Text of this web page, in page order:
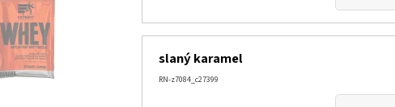
slaný karamel
RN-z7084_c27399